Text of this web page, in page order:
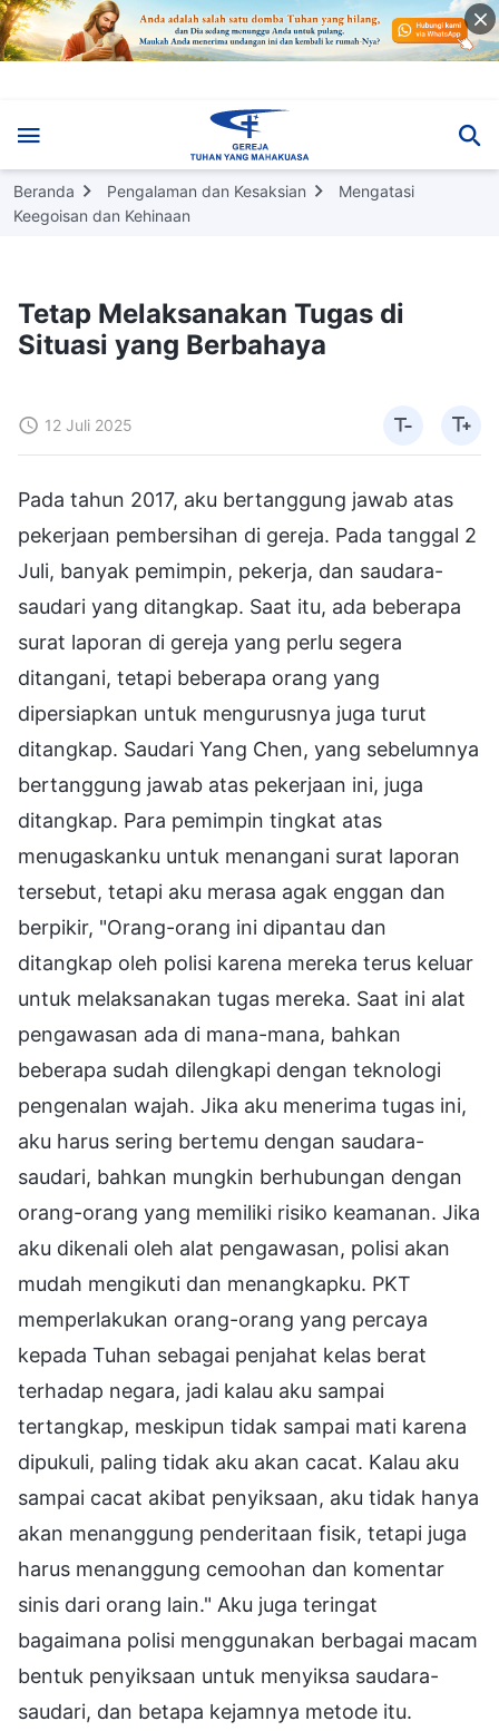
Beranda Pengalaman dan Kesaksian
Mengatasi
Keegoisan dan Kehinaan
Tetap Melaksanakan Tugas di
Situasi yang Berbahaya
12 Juli 2025
Pada tahun 2017, aku bertanggung jawab atas
pekerjaan pembersihan di gereja. Pada tanggal 2
Juli, banyak pemimpin, pekerja, dan saudara-
saudari yang ditangkap. Saat itu, ada beberapa
surat laporan di gereja yang perlu segera
ditangani, tetapi beberapa orang yang
dipersiapkan untuk mengurusnya juga turut
ditangkap. Saudari Yang Chen, yang sebelumnya
bertanggung jawab atas pekerjaan ini, juga
ditangkap. Para pemimpin tingkat atas
menugaskanku untuk menangani surat laporan
tersebut, tetapi aku merasa agak enggan dan
berpikir, "Orang-orang ini dipantau dan
ditangkap oleh polisi karena mereka terus keluar
untuk melaksanakan tugas mereka. Saat ini alat
pengawasan ada di mana-mana, bahkan
beberapa sudah dilengkapi dengan teknologi
pengenalan wajah. Jika aku menerima tugas ini,
aku harus sering bertemu dengan saudara-
saudari, bahkan mungkin berhubungan dengan
orang-orang yang memiliki risiko keamanan. Jika
aku dikenali oleh alat pengawasan, polisi akan
mudah mengikuti dan menangkapku. PKT
memperlakukan orang-orang yang percaya
kepada Tuhan sebagai penjahat kelas berat
terhadap negara, jadi kalau aku sampai
tertangkap, meskipun tidak sampai mati karena
dipukuli, paling tidak aku akan cacat. Kalau aku
sampai cacat akibat penyiksaan, aku tidak hanya
akan menanggung penderitaan fisik, tetapi juga
harus menanggung cemoohan dan komentar
sinis dari orang lain." Aku juga teringat
bagaimana polisi menggunakan berbagai macam
bentuk penyiksaan untuk menyiksa saudara-
saudari, dan betapa kejamnya metode itu.